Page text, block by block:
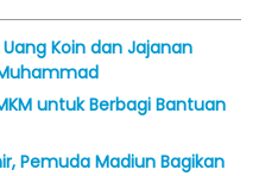
Koin dan Jajanan
untuk Berbagi Bantuan
Pemuda Madiun Bagikan